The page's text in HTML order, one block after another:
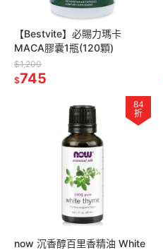
【Bestvite】必賜力瑪卡
MACA膠囊1瓶(120顆)
$1,200
$745
84
折
now 沉香醇百里香精油 White